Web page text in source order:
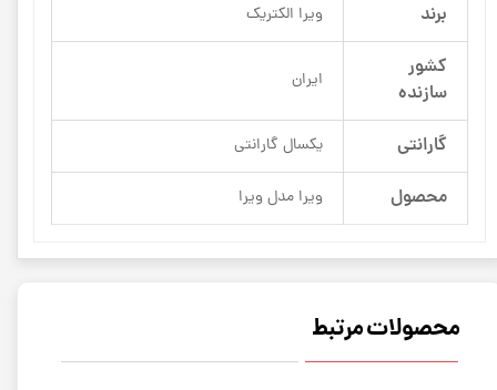
برند ویرا الکتریک
کشور
سازنده
ایران
گارانتی یکسال گارانتی
محصول ویرا مدل ویرا
محصولات مرتبط